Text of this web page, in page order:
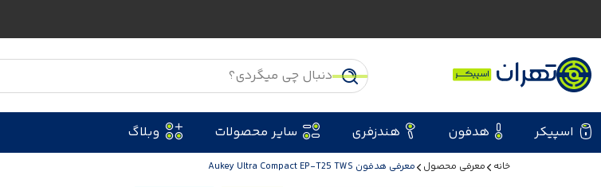
اسپیکر هدفون هندزفری سایر محصولات وبلاگ
خانه معرفی محصول معرفی هدفون Aukey Ultra Compact EP-T25 TWS